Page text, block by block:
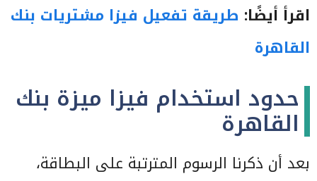
اقرأ أيضًا: طريقة تفعيل فيزا مشتريات بنك
القاهرة
حدود استخدام فيزا ميزة بنك
القاهرة
بعد أن ذكرنا الرسوم المترتبة على البطاقة،